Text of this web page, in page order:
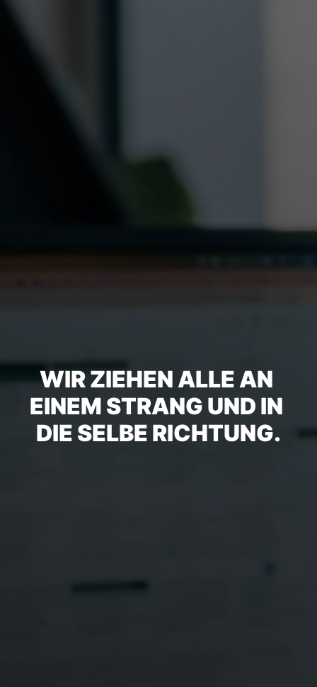
WIR ZIEHEN ALLE AN
EINEM STRANG UND IN
DIE SELBE RICHTUNG.